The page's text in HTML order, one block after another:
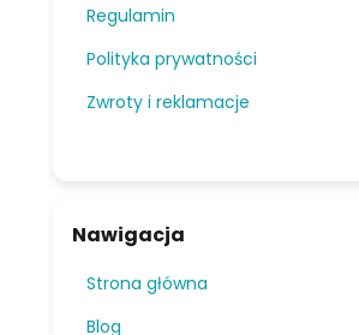
Regulamin
Polityka prywatności
Zwroty i reklamacje
Nawigacja
Strona główna
Blog